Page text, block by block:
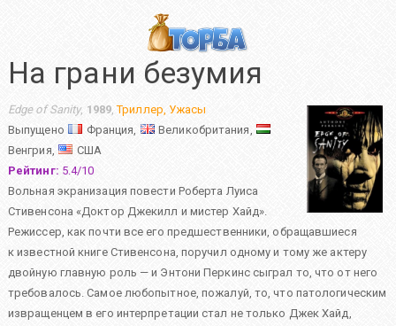
На грани безумия
Edge of Sanity, 1989,Триллер, Ужасы
Выпущено
Франция,
Великобритания,
Венгрия,
США
Рейтинг: 5.4/10
Вольная экранизация повести Роберта Луиса
Стивенсона «Доктор Джекилл и мистер Хайд».
Режиссер, как почти все его предшественники, обращавшиеся
к известной книге Стивенсона, поручил одному и тому же актеру
двойную главную роль — и Энтони Перкинс сыграл то, что от него
требовалось. Самое любопытное, пожалуй, то, что патологическим
извращенцем в его интерпретации стал не только Джек Хайд,